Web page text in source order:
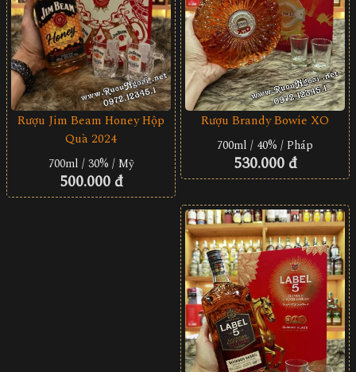
Rượu Jim Beam Honey Hộp
Quà 2024
700ml / 30% / Mỹ
500.000 đ
Rượu Brandy Bowie XO
700ml / 40% / Pháp
530.000 đ